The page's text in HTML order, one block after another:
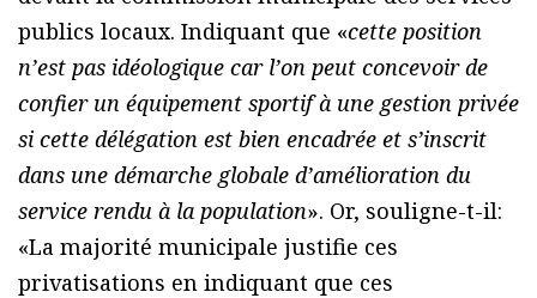
publics locaux. Indiquant que «cette position
n’est pas idéologique car l’on peut concevoir de
confier un équipement sportif à une gestion privée
si cette délégation est bien encadrée et s’inscrit
dans une démarche globale d’amélioration du
service rendu à la population». Or, souligne-t-il:
«La majorité municipale justifie ces
privatisations en indiquant que ces